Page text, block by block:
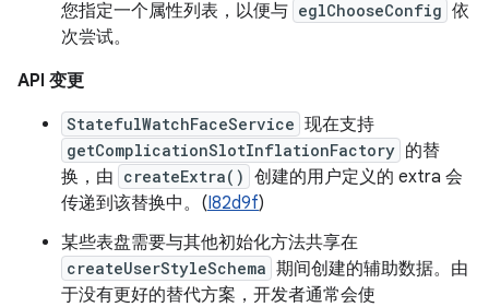
您指定一个属性列表，以便与 eglChooseConfig 依
次尝试。
API 变更
StatefulWatchFaceService 现在支持
getComplicationSlotInflationFactory 的替
换，由 createExtra() 创建的用户定义的 extra 会
传递到该替换中。(I82d9f)
某些表盘需要与其他初始化方法共享在
createUserStyleSchema 期间创建的辅助数据。由
于没有更好的替代方案，开发者通常会使